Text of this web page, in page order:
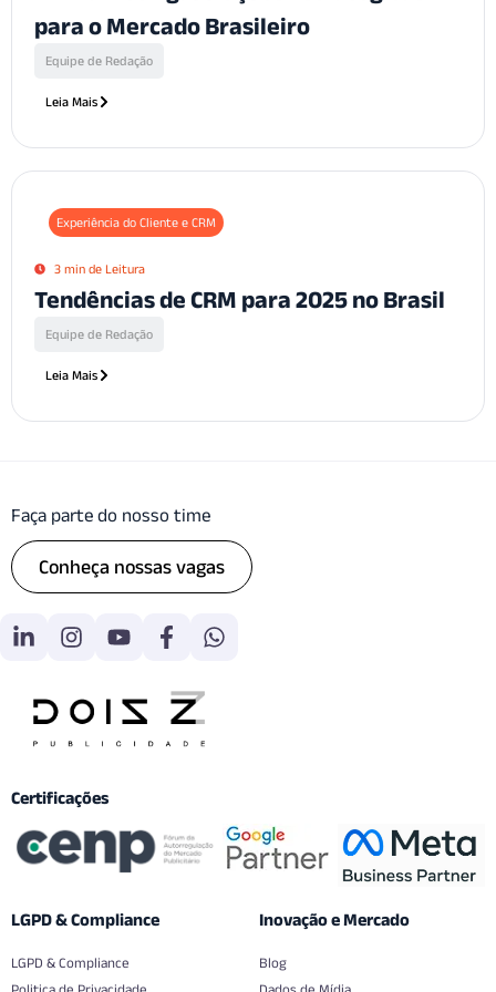
para o Mercado Brasileiro
Equipe de Redação
Leia Mais
Experiência do Cliente e CRM
3 min de Leitura
Tendências de CRM para 2025 no Brasil
Equipe de Redação
Leia Mais
Faça parte do nosso time
Conheça nossas vagas
Certificações
LGPD & Compliance
LGPD & Compliance
Inovação e Mercado
Blog